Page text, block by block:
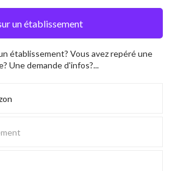
établissement? Vous avez repéré une
Une demande d'infos?...